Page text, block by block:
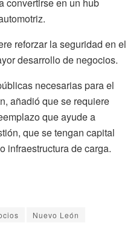
reforzar la seguridad en el
desarrollo de negocios.
necesarias para el
añadió que se requiere
que ayude a
que se tengan capital
infraestructura de carga.
Nuevo León